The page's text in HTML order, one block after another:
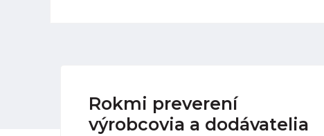
Rokmi preverení
výrobcovia a dodávatelia